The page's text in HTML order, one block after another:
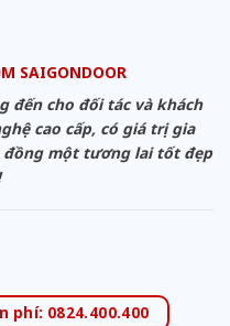
SAIGONDOOR
đến cho đối tác và khách
cao cấp, có giá trị gia
đồng một tương lai tốt đẹp
phí: 0824.400.400